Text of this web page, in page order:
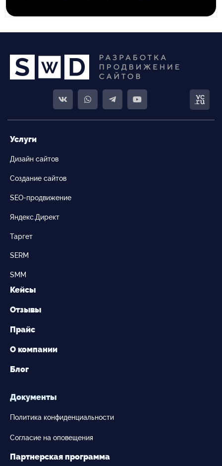
Услуги
Дизайн сайтов
Создание сайтов
SEO-продвижение
Яндекс.Директ
Таргет
SERM
SMM
Кейсы
Отзывы
Прайс
О компании
Блог
Документы
Политика конфиденциальности
Согласие на оповещения
Партнерская программа